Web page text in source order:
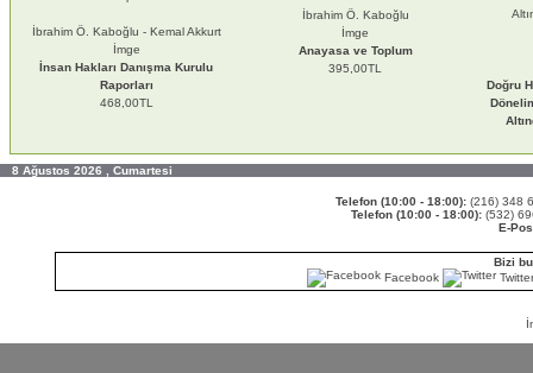
İbrahim Ö. Kaboğlu - Kemal Akkurt
İmge
İnsan Hakları Danışma Kurulu
Raporları
468,00TL
İbrahim Ö. Kaboğlu
İmge
Anayasa ve Toplum
395,00TL
Doğru
8 Ağustos 2026 , Cumartesi
Telefon (10:00 - 18:00):(216)
Telefon (10:00 - 18:00): (532)
E-
Bizi
Facebook